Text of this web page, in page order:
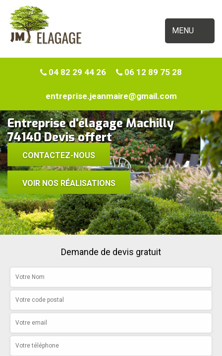
MENU
04 82 29 44 26 06 12 89 75 28
entreprise.jeanmaire@gmail.com
Entreprise d'élagage Machilly
74140 Devis offert
CONTACTEZ-NOUS
VOIR NOS RÉALISATIONS
Demande de devis gratuit